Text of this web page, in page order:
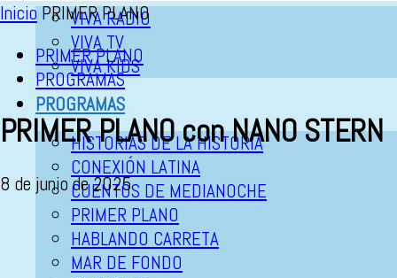
VIVA RADIO
VIVA TV
VIVA KIDS
PROGRAMAS
HISTORIAS DE LA HISTORIA
CONEXIÓN LATINA
CUENTOS DE MEDIANOCHE
PRIMER PLANO
HABLANDO CARRETA
MAR DE FONDO
InicioPRIMER PLANO
PRIMER PLANO
PROGRAMAS
PRIMER PLANO con NANO STERN
8 de junio de 2025